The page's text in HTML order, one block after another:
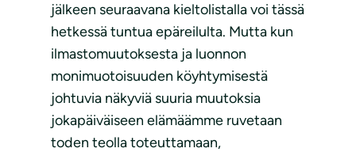
jälkeen seuraavana kieltolistalla voi tässä
hetkessä tuntua epäreilulta. Mutta kun
ilmastomuutoksesta ja luonnon
monimuotoisuuden köyhtymisestä
johtuvia näkyviä suuria muutoksia
jokapäiväiseen elämäämme ruvetaan
toden teolla toteuttamaan,